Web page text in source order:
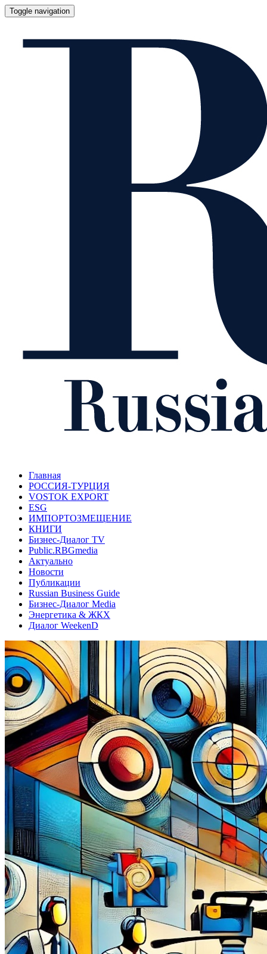
Toggle navigation
Главная
РОССИЯ-ТУРЦИЯ
VOSTOK EXPORT
ESG
ИМПОРТОЗМЕЩЕНИЕ
КНИГИ
Бизнес-Диалог TV
Public.RBGmedia
Актуально
Новости
Публикации
Russian Business Guide
Бизнес-Диалог Media
Энергетика & ЖКХ
Диалог WeekenD